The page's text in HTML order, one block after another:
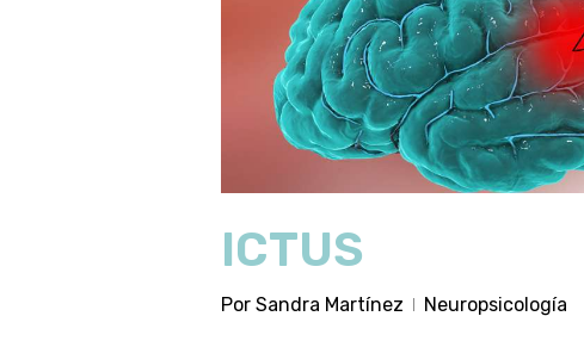
ICTUS
Por Sandra Martínez Neuropsicología